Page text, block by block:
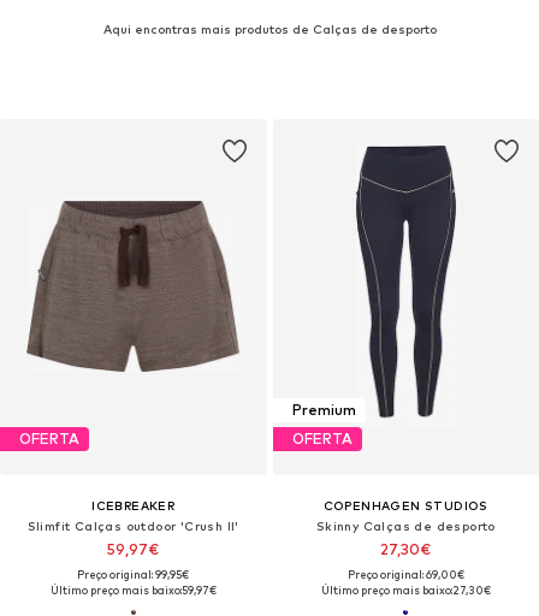
Aqui encontras mais produtos de Calças de desporto
OFERTA
ICEBREAKER
Slimfit Calças outdoor 'Crush II'
59,97€
Preço original: 99,95€
Último preço mais baixo:59,97€
Premium
OFERTA
COPENHAGEN STUDIOS
Skinny Calças de desporto
27,30€
Preço original: 69,00€
Último preço mais baixo:27,30€